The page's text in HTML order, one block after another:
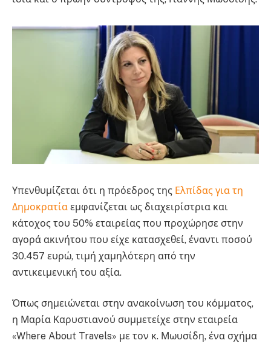
Υπενθυμίζεται ότι η πρόεδρος της Ελπίδας για τη
Δημοκρατία εμφανίζεται ως διαχειρίστρια και
κάτοχος του 50% εταιρείας που προχώρησε στην
αγορά ακινήτου που είχε κατασχεθεί, έναντι ποσού
30.457 ευρώ, τιμή χαμηλότερη από την
αντικειμενική του αξία.
Όπως σημειώνεται στην ανακοίνωση του κόμματος,
η Μαρία Καρυστιανού συμμετείχε στην εταιρεία
«Where About Travels» με τον κ. Μωυσίδη, ένα σχήμα